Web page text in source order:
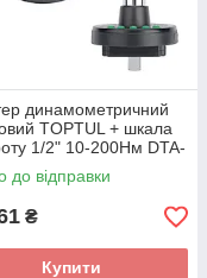
динамометричний
TOPTUL + шкала
1/2" 10-200Нм DTA-
до відправки
₴
Купити